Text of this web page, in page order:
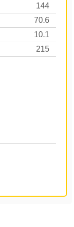
144
70.6
10.1
215